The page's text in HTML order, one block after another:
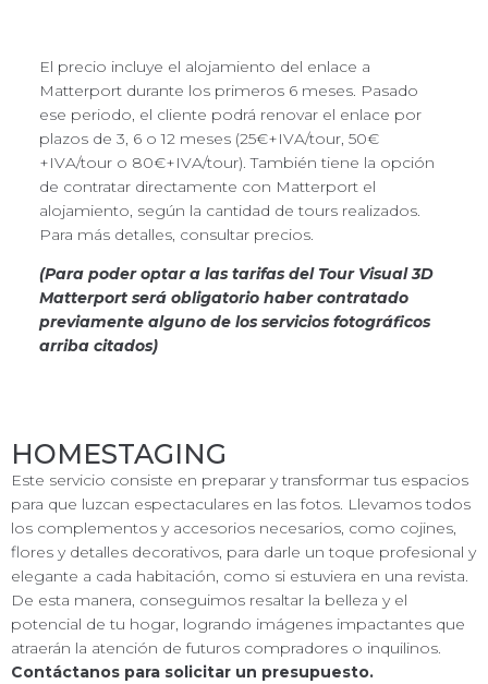
El precio incluye el alojamiento del enlace a
Matterport durante los primeros 6 meses. Pasado
ese periodo, el cliente podrá renovar el enlace por
plazos de 3, 6 o 12 meses (25€+IVA/tour, 50€
+IVA/tour o 80€+IVA/tour). También tiene la opción
de contratar directamente con Matterport el
alojamiento, según la cantidad de tours realizados.
Para más detalles, consultar precios.
(Para poder optar a las tarifas del Tour Visual 3D
Matterport será obligatorio haber contratado
previamente alguno de los servicios fotográficos
arriba citados)
HOMESTAGING
Este servicio consiste en preparar y transformar tus espacios
para que luzcan espectaculares en las fotos. Llevamos todos
los complementos y accesorios necesarios, como cojines,
flores y detalles decorativos, para darle un toque profesional y
elegante a cada habitación, como si estuviera en una revista.
De esta manera, conseguimos resaltar la belleza y el
potencial de tu hogar, logrando imágenes impactantes que
atraerán la atención de futuros compradores o inquilinos.
Contáctanos para solicitar un presupuesto.